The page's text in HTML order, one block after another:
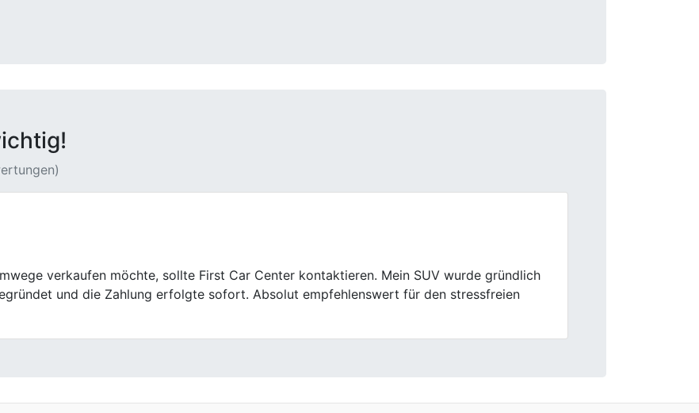
Car Center sehr strukturiert. Die Bewertung erfolgte sachlich, Rückfragen wurden